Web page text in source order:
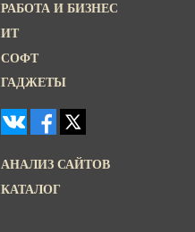
РАБОТА И БИЗНЕС
ИТ
СОФТ
ГАДЖЕТЫ
АНАЛИЗ САЙТОВ
КАТАЛОГ